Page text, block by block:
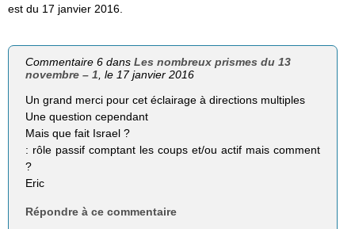
est du 17 janvier 2016.
Commentaire 6 dansLes nombreux prismes du 13
novembre – 1, le 17 janvier 2016
Un grand merci pour cet éclairage à directions multiples
Une question cependant
Mais que fait Israel ?
: rôle passif comptant les coups et/ou actif mais comment
?
Eric
Répondre à ce commentaire